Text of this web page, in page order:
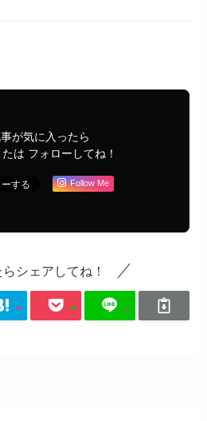
が気に入ったら
は フォローしてね！
Follow Me
シェアしてね！